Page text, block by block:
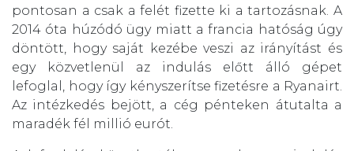
pontosan a csak a felét fizette ki a tartozásnak. A
2014 óta húzódó ügy miatt a francia hatóság úgy
döntött, hogy saját kezébe veszi az irányítást és
egy közvetlenül az indulás előtt álló gépet
lefoglal, hogy így kényszerítse fizetésre a Ryanairt.
Az intézkedés bejött, a cég pénteken átutalta a
maradék fél millió eurót.